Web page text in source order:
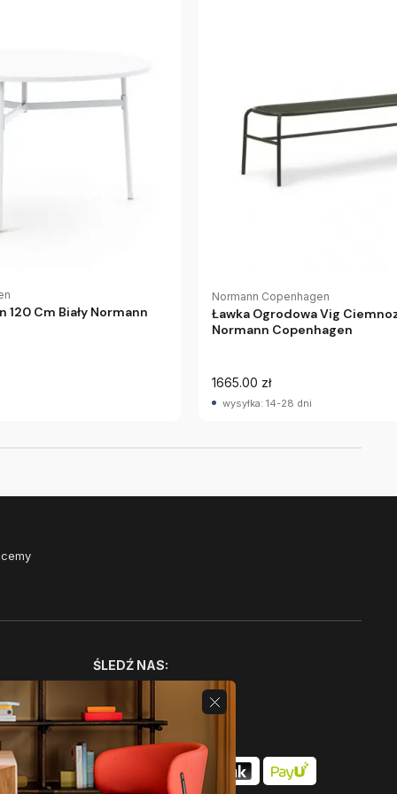
120 Cm Biały Normann
Normann Copenhagen
Ławka Ogrodowa Vig
Normann Copenhagen
1665.00 zł
wysyłka: 14-28 dni
ŚLEDŹ NAS: